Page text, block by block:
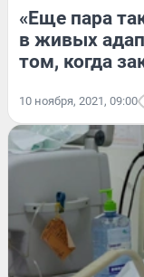
«Еще пара
в живых
том, когда
10 ноября, 2021, 09:00